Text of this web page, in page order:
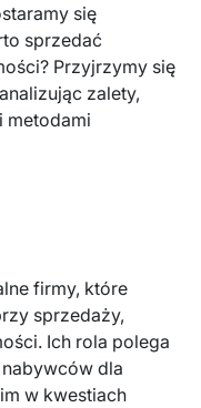
się
sprzedać
Przyjrzymy się
zalety,
metodami
firmy, które
sprzedaży,
Ich rola polega
dla
w kwestiach